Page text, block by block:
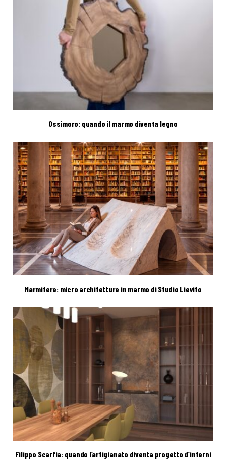
Ossimoro: quando il marmo diventa legno
Marmifere: micro architetture in marmo di Studio Lievito
Filippo Scarfia: quando l’artigianato diventa progetto d’interni